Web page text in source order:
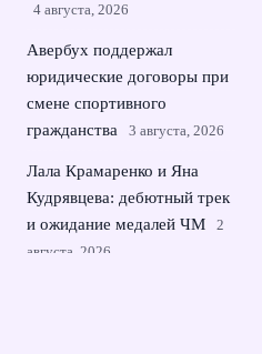
4 августа, 2026
Авербух поддержал
юридические договоры при
смене спортивного
гражданства
3 августа, 2026
Лала Крамаренко и Яна
Кудрявцева: дебютный трек
и ожидание медалей ЧМ
2
августа, 2026